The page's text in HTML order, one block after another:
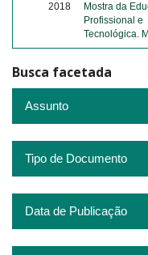
2018
Mostra da
Profissional e
Tecnológica.
Busca facetada
Assunto
Tipo de Documento
Data de Publicação